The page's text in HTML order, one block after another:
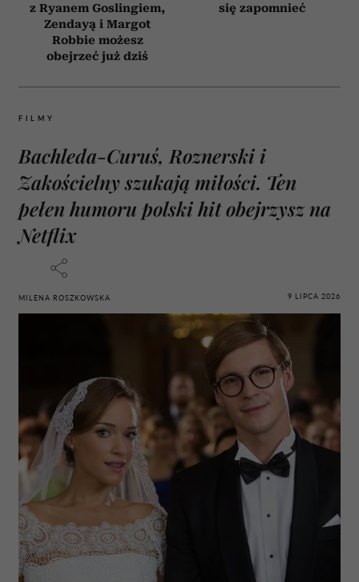
z Ryanem Goslingiem,
Zendayą i Margot
Robbie możesz
obejrzeć już dziś
się zapomnieć
FILMY
Bachleda-Curuś, Roznerski i
Zakościelny szukają miłości. Ten
pełen humoru polski hit obejrzysz na
Netflix
MILENA ROSZKOWSKA 9 LIPCA 2026